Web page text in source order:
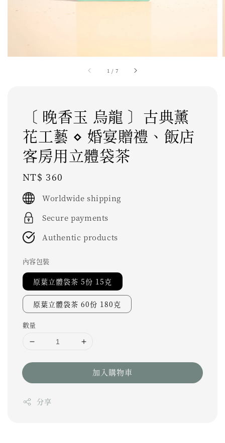
1 / 7
〔 晚香玉 烏龍 〕古典薰
花工藝 ⋄ 婚宴贈禮、飯店
客房用立體袋茶
Regular
price
NT$ 360
Worldwide shipping
Secure payments
Authentic products
內容包裝
原葉立體袋茶 5份 15克
原葉立體袋茶 60份 180克
數量
加入購物車
分享